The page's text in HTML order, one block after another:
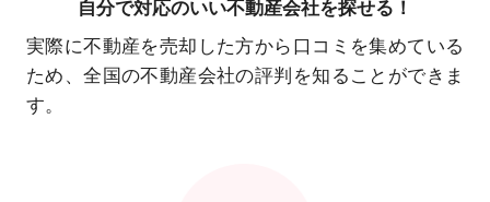
自分で対応のいい不動産会社を探せる！
実際に不動産を売却した方から口コミを集めている
ため、全国の不動産会社の評判を知ることができま
す。